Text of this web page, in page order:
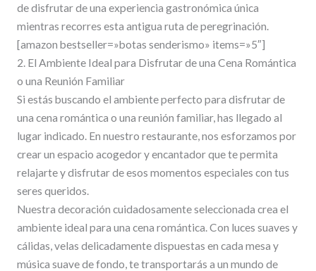
de disfrutar de una experiencia gastronómica única
mientras recorres esta antigua ruta de peregrinación.
[amazon bestseller=»botas senderismo» items=»5″]
2. El Ambiente Ideal para Disfrutar de una Cena Romántica
o una Reunión Familiar
Si estás buscando el ambiente perfecto para disfrutar de
una cena romántica o una reunión familiar, has llegado al
lugar indicado. En nuestro restaurante, nos esforzamos por
crear un espacio acogedor y encantador que te permita
relajarte y disfrutar de esos momentos especiales con tus
seres queridos.
Nuestra decoración cuidadosamente seleccionada crea el
ambiente ideal para una cena romántica. Con luces suaves y
cálidas, velas delicadamente dispuestas en cada mesa y
música suave de fondo, te transportarás a un mundo de